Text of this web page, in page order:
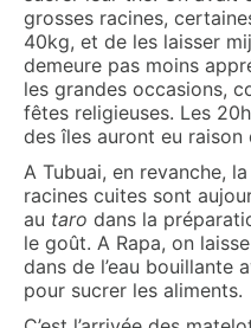
grosses racines,
40kg, et de les laisser
demeure pas moins
les grandes occasions,
fêtes religieuses. Les
des îles auront eu raison
A Tubuai, en revanche,
racines cuites sont
au taro dans la
le goût. A Rapa, on
dans de l’eau bouillante
pour sucrer les aliments.